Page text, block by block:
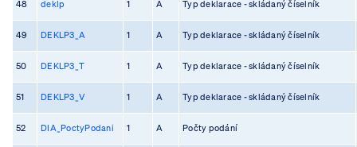
48 deklp 1 A Typ deklarace - skládaný číselník
49 DEKLP3_A 1 A Typ deklarace - skládaný číselník
50 DEKLP3_T 1 A Typ deklarace - skládaný číselník
51 DEKLP3_V 1 A Typ deklarace - skládaný číselník
52 DIA_PoctyPodani 1 A Počty podání